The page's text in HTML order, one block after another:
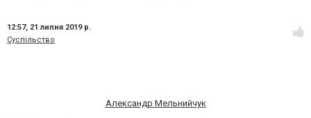
12:57, 21 липня 2019 р.
Суспільство
Александр Мельнийчук